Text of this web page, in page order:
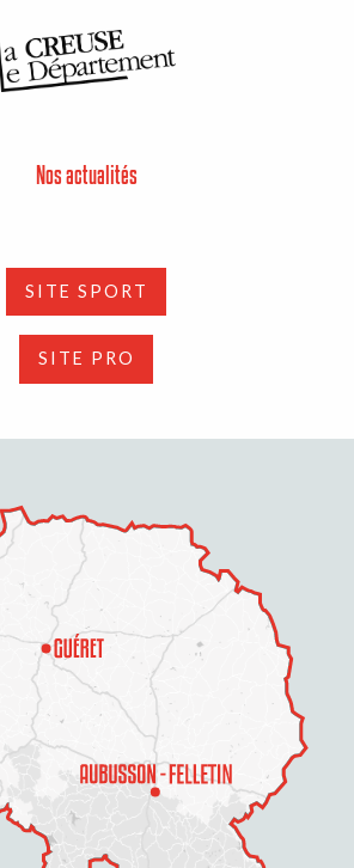
Nos actualités
SITE SPORT
SITE PRO